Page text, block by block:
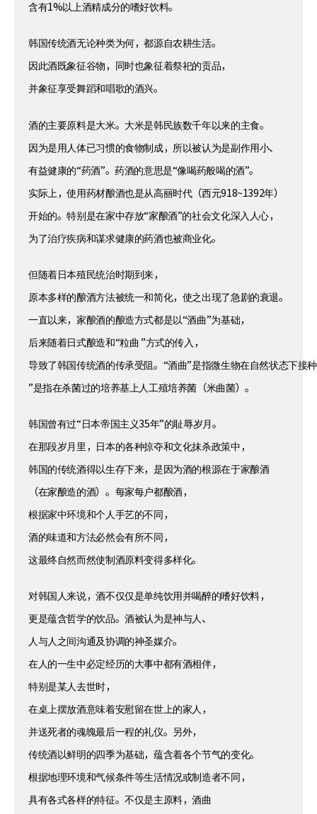
含有1%以上酒精成分的嗜好饮料。
韩国传统酒无论种类为何，都源自农耕生活。
因此酒既象征谷物，同时也象征着祭祀的贡品，
并象征享受舞蹈和唱歌的酒兴。
酒的主要原料是大米。大米是韩民族数千年以来的主食。
因为是用人体已习惯的食物制成，所以被认为是副作用小、
有益健康的“药酒”。药酒的意思是“像喝药般喝的酒”。
实际上，使用药材酿酒也是从高丽时代（西元918~1392年）
开始的。特别是在家中存放“家酿酒”的社会文化深入人心，
为了治疗疾病和谋求健康的药酒也被商业化。
但随着日本殖民统治时期到来，
原本多样的酿酒方法被统一和简化，使之出现了急剧的衰退。
一直以来，家酿酒的酿造方式都是以“酒曲”为基础，
后来随着日式酿造和“粒曲 ”方式的传入，
导致了韩国传统酒的传承受阻。“酒曲”是指微生物在自然状态下接
”是指在杀菌过的培养基上人工殖培养菌（米曲菌）。
韩国曾有过“日本帝国主义35年”的耻辱岁月。
在那段岁月里，日本的各种掠夺和文化抹杀政策中，
韩国的传统酒得以生存下来，是因为酒的根源在于家酿酒
（在家酿造的酒）。每家每户都酿酒，
根据家中环境和个人手艺的不同，
酒的味道和方法必然会有所不同，
这最终自然而然使制酒原料变得多样化。
对韩国人来说，酒不仅仅是单纯饮用并喝醉的嗜好饮料，
更是蕴含哲学的饮品。酒被认为是神与人、
人与人之间沟通及协调的神圣媒介。
在人的一生中必定经历的大事中都有酒相伴，
特别是某人去世时，
在桌上摆放酒意味着安慰留在世上的家人，
并送死者的魂魄最后一程的礼仪。另外，
传统酒以鲜明的四季为基础，蕴含着各个节气的变化。
根据地理环境和气候条件等生活情况或制造者不同，
具有各式各样的特征。不仅是主原料，酒曲